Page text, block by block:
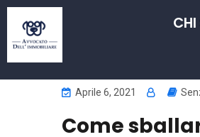
Aprile 6, 2021
Come